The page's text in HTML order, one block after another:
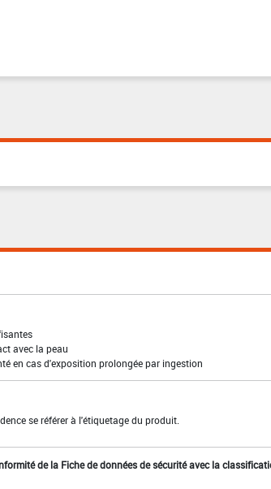
avec la peau
en cas d'exposition prolongée par ingestion
se référer à l'étiquetage du produit.
de la Fiche de données de sécurité avec la